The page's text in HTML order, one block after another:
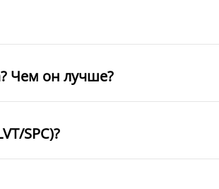
Чем он лучше?
SPC)?